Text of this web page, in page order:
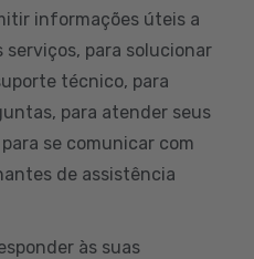
informações úteis a
serviços, para solucionar
técnico, para
para atender seus
se comunicar com
de assistência
às suas